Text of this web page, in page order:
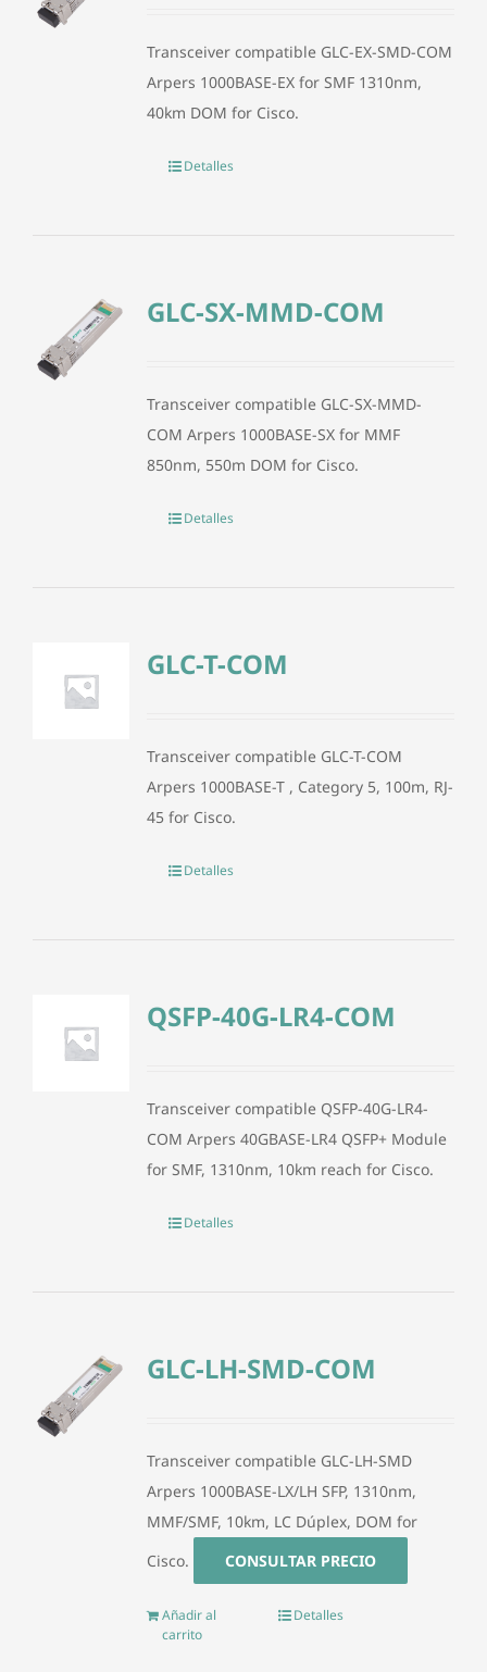
Transceiver compatible GLC-EX-SMD-COM
Arpers 1000BASE-EX for SMF 1310nm,
40km DOM for Cisco.
Detalles
GLC-SX-MMD-COM
Transceiver compatible GLC-SX-MMD-
COM Arpers 1000BASE-SX for MMF
850nm, 550m DOM for Cisco.
Detalles
GLC-T-COM
Transceiver compatible GLC-T-COM
Arpers 1000BASE-T , Category 5, 100m, RJ-
45 for Cisco.
Detalles
QSFP-40G-LR4-COM
Transceiver compatible QSFP-40G-LR4-
COM Arpers 40GBASE-LR4 QSFP+ Module
for SMF, 1310nm, 10km reach for Cisco.
Detalles
GLC-LH-SMD-COM
Transceiver compatible GLC-LH-SMD
Arpers 1000BASE-LX/LH SFP, 1310nm,
MMF/SMF, 10km, LC Dúplex, DOM for
Cisco.
CONSULTAR PRECIO
Añadir al
carrito
Detalles